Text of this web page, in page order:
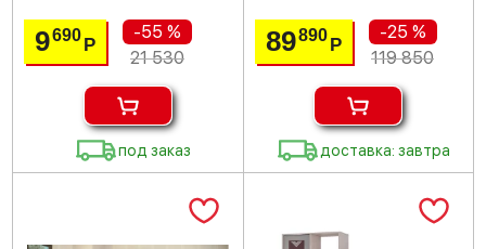
9690Р
-55 %
21 530
под заказ
89890 Р
-25 %
119 850
доставка: завтра